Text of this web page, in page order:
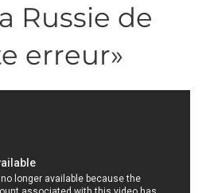
Russie de
erreur»